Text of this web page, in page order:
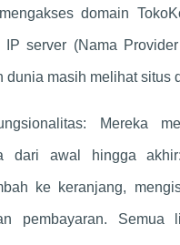
domain
IP server (Nama
dunia masih melihat situs
Mereka
dari awal hingga
ke keranjang,
pembayaran. Semua